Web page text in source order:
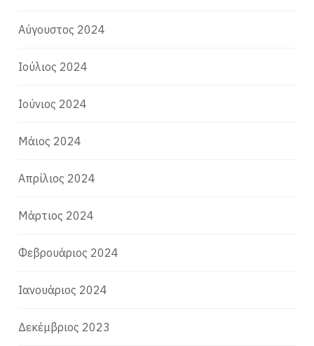
Αύγουστος 2024
Ιούλιος 2024
Ιούνιος 2024
Μάιος 2024
Απρίλιος 2024
Μάρτιος 2024
Φεβρουάριος 2024
Ιανουάριος 2024
Δεκέμβριος 2023